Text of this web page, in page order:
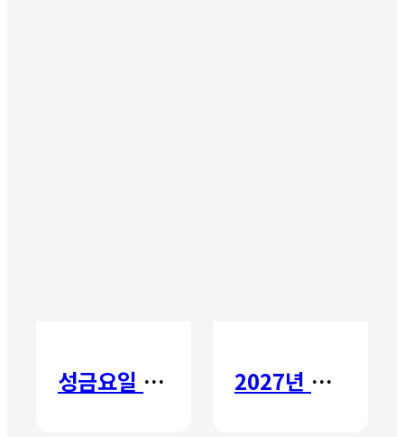
성금요일 칸타타 2027년 갈보리 어학원 유치부 신입생 모집